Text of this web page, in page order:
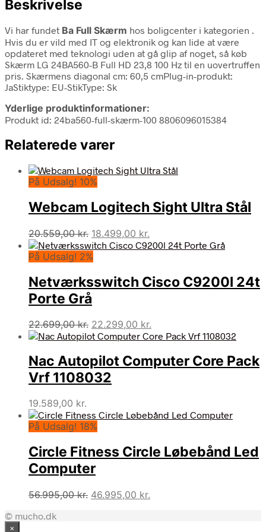
Beskrivelse
Vi har fundet Ba Full Skærm hos boligcenter i kategorien .
Hvis du er vild med IT og elektronik og kan lide at være
opdateret med teknologi uden at gå glip af noget, så køb
Skærm LG 24BA560-B Full HD 23,8 100 Hz til en uovertruffen
pris. Skærmens diagonal cm: 60,5 cmPlug-in-produkt:
JaStiktype: EU-StikType: Sk
Yderlige produktinformationer:
Produkt id: 24ba560-full-skærm-100 8806096015384
Relaterede varer
På Udsalg! 10%
Webcam Logitech Sight Ultra Stål
20.559,00kr. Den
oprindelige
pris
20.559,00 kr..
18.499,00 kr.
aktuelle
18.499,00 kr..
På Udsalg! 2%
Netværksswitch Cisco C9200l 24t
Porte Grå
22.699,00kr. Den
oprindelige
var:
22.699,00 kr..
22.299,00 kr.
aktuelle
er:
22.299,00 kr..
Nac Autopilot Computer Core Pack
Vrf 1108032
19.589,00 kr.
På Udsalg! 18%
Circle Fitness Circle Løbebånd Led
Computer
56.995,00kr. Den
46.995,00 kr.
© mucho.dk
×